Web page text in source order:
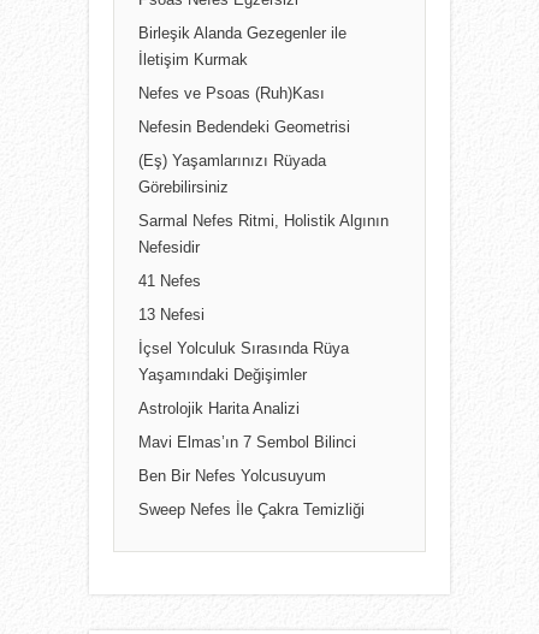
Birleşik Alanda Gezegenler ile
İletişim Kurmak
Nefes ve Psoas (Ruh)Kası
Nefesin Bedendeki Geometrisi
(Eş) Yaşamlarınızı Rüyada
Görebilirsiniz
Sarmal Nefes Ritmi, Holistik Algının
Nefesidir
41 Nefes
13 Nefesi
İçsel Yolculuk Sırasında Rüya
Yaşamındaki Değişimler
Astrolojik Harita Analizi
Mavi Elmas’ın 7 Sembol Bilinci
Ben Bir Nefes Yolcusuyum
Sweep Nefes İle Çakra Temizliği